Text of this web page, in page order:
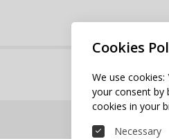
Cookies
We use cookies:
your consent by
cookies in your
Necessary